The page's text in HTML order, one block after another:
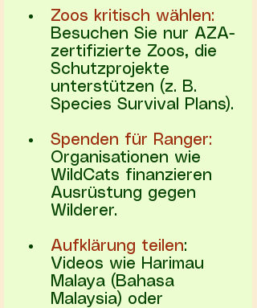
Zoos kritisch wählen:
Besuchen Sie nur AZA-
zertifizierte Zoos, die
Schutzprojekte
unterstützen (z. B.
Species Survival Plans).
Spenden für Ranger:
Organisationen wie
WildCats finanzieren
Ausrüstung gegen
Wilderer.
Aufklärung teilen:
Videos wie Harimau
Malaya (Bahasa
Malaysia) oder